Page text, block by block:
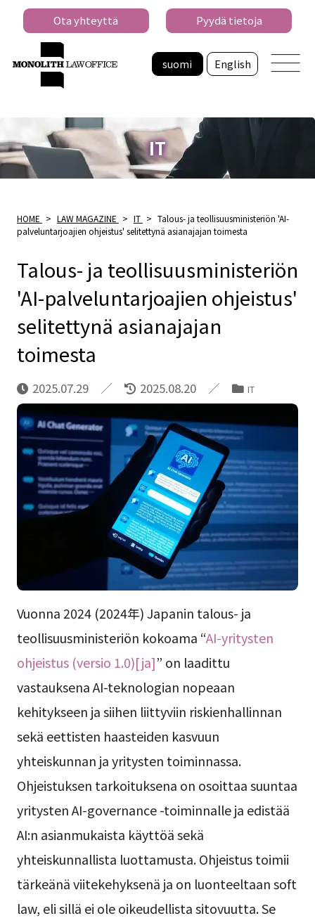
suomi English
Ota yhteyttä Pyydä tietoja
IT
HOME > LAW MAGAZINE > IT > Talous- ja teollisuusministeriön 'AI-
palveluntarjoajien ohjeistus' selitettynä asianajajan toimesta
Talous- ja teollisuusministeriön
'AI-palveluntarjoajien ohjeistus'
selitettynä asianajajan
toimesta
2025.07.29 2025.08.20 IT
Vuonna 2024 (2024年) Japanin talous- ja
teollisuusministeriön kokoama “AI-yritysten
ohjeistus (versio 1.0)[ja]” on laadittu
vastauksena AI-teknologian nopeaan
kehitykseen ja siihen liittyviin riskienhallinnan
sekä eettisten haasteiden kasvuun
yhteiskunnan ja yritysten toiminnassa.
Ohjeistuksen tarkoituksena on osoittaa suuntaa
yritysten AI-governance -toiminnalle ja edistää
AI:n asianmukaista käyttöä sekä
yhteiskunnallista luottamusta. Ohjeistus toimii
tärkeänä viitekehyksenä ja on luonteeltaan soft
law, eli sillä ei ole oikeudellista sitovuutta. Se